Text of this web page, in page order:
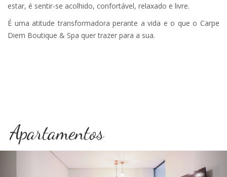
estar, é sentir-se acolhido, confortável, relaxado e livre.
É uma atitude transformadora perante a vida e o que o Carpe
Diem Boutique & Spa quer trazer para a sua.
Apartamentos